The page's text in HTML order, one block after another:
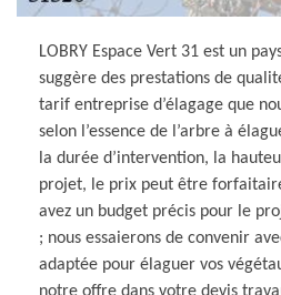
LOBRY Espace Vert 31 est un
suggère des prestations de
tarif entreprise d’élagage que
selon l’essence de l’arbre à
la durée d’intervention, la
projet, le prix peut être
avez un budget précis pour le
; nous essaierons de convenir
adaptée pour élaguer vos
notre offre dans votre devis